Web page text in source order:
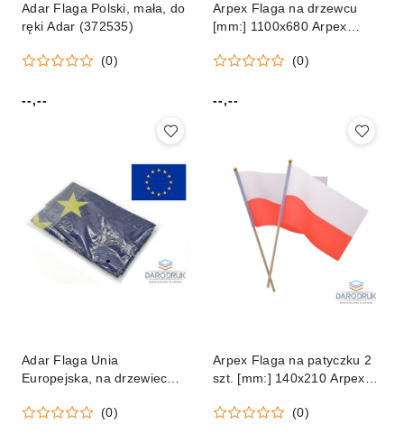
Adar Flaga Polski, mała, do
ręki Adar (372535)
(0)
Cena:
--,--
Arpex Flaga na drzewcu
[mm:] 1100x680 Arpex
(0)
Cena:
--,--
Adar Flaga Unia
Europejska, na drzewiec
(614000)
(0)
Arpex Flaga na patyczku 2
szt. [mm:] 140x210 Arpex
(0)